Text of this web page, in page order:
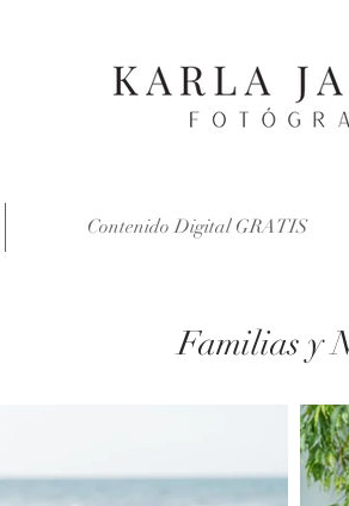
Contenido Digital GRATIS
Familias y